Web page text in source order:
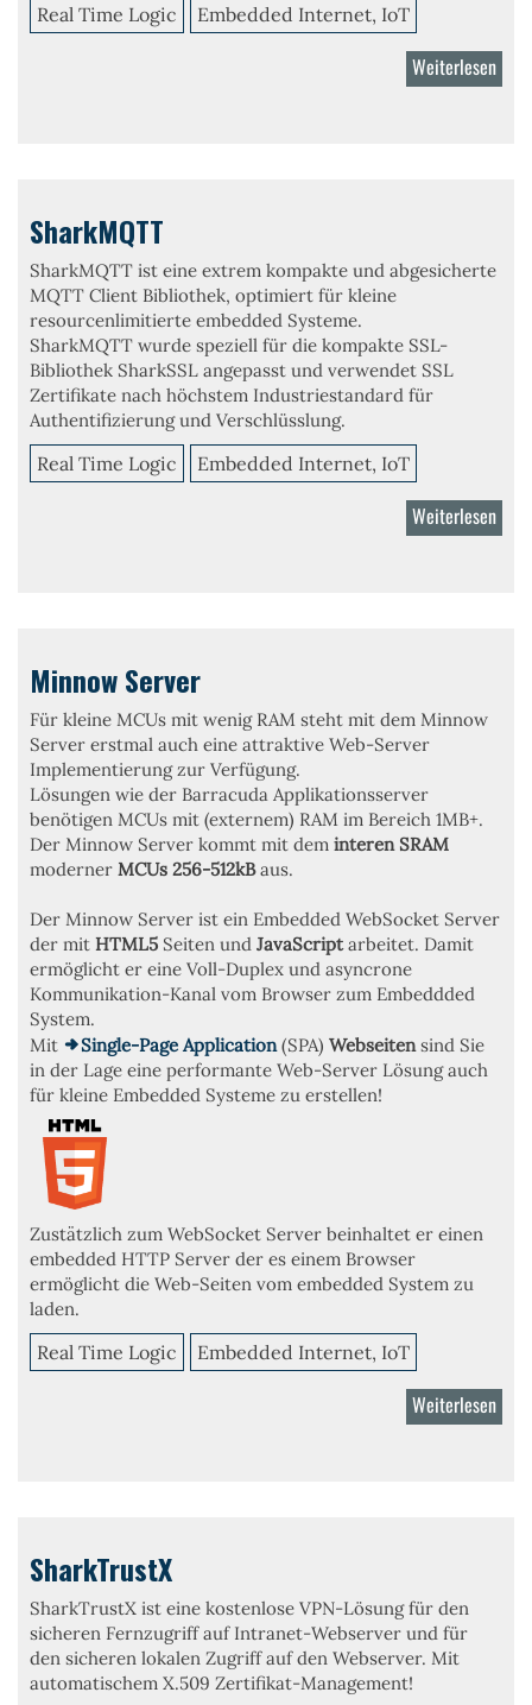
Real Time Logic Embedded Internet, IoT
Weiterlesen
SharkMQTT
SharkMQTT ist eine extrem kompakte und abgesicherte
MQTT Client Bibliothek, optimiert für kleine
resourcenlimitierte embedded Systeme.
SharkMQTT wurde speziell für die kompakte SSL-
Bibliothek SharkSSL angepasst und verwendet SSL
Zertifikate nach höchstem Industriestandard für
Authentifizierung und Verschlüsslung.
Real Time Logic Embedded Internet, IoT
Weiterlesen
Minnow Server
Für kleine MCUs mit wenig RAM steht mit dem Minnow
Server erstmal auch eine attraktive Web-Server
Implementierung zur Verfügung.
Lösungen wie der Barracuda Applikationsserver
benötigen MCUs mit (externem) RAM im Bereich 1MB+.
Der Minnow Server kommt mit dem interen SRAM
moderner MCUs 256-512kBaus.
Der Minnow Server ist ein Embedded WebSocket Server
der mit HTML5 Seiten und JavaScriptarbeitet. Damit
ermöglicht er eine Voll-Duplex und asyncrone
Kommunikation-Kanal vom Browser zum Embeddded
System.
Mit
Single-Page Application (SPA) Webseitensind Sie
in der Lage eine performante Web-Server Lösung auch
für kleine Embedded Systeme zu erstellen!
Zustätzlich zum WebSocket Server beinhaltet er einen
embedded HTTP Server der es einem Browser
ermöglicht die Web-Seiten vom embedded System zu
laden.
Real Time Logic Embedded Internet, IoT
Weiterlesen
SharkTrustX
SharkTrustX ist eine kostenlose VPN-Lösung für den
sicheren Fernzugriff auf Intranet-Webserver und für
den sicheren lokalen Zugriff auf den Webserver. Mit
automatischem X.509 Zertifikat-Management!